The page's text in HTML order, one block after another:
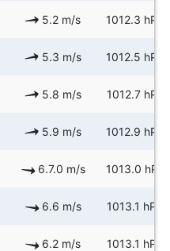
5.2 m/s 1012.3 hPa
5.3 m/s 1012.5 hPa
5.8 m/s 1012.7 hPa
5.9 m/s 1012.9 hPa
6.7.0 m/s 1013.0 hPa
6.6 m/s 1013.1 hPa
6.2 m/s 1013.1 hPa